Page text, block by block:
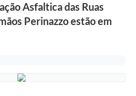
Asfaltica das Ruas
Perinazzo estão em